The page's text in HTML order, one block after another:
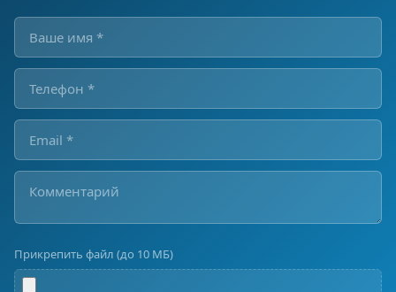
Прикрепить файл (до 10 МБ)